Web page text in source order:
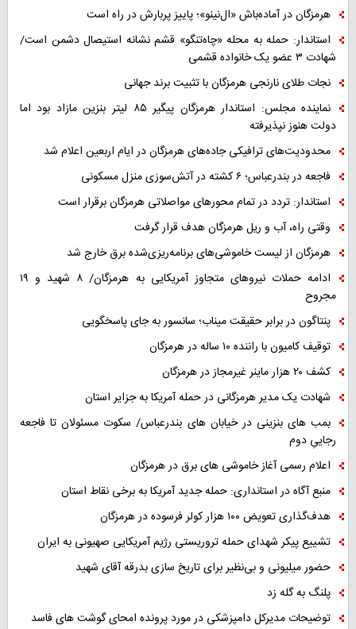
هرمزگان در آماده‌باش «ال‌نینو»؛ پاییز پربارش در راه است
استاندار: حمله به محله «چاه‌تنگو» قشم نشانه استیصال دشمن است/
شهادت ۳ عضو یک خانواده قشمی
نجات طلای نارنجی هرمزگان با تثبیت برند جهانی
نماینده مجلس: استاندار هرمزگان پیگیر ۸۵ لیتر بنزین مازاد بود اما
دولت هنوز نپذیرفته
محدودیت‌های ترافیکی جاده‌های هرمزگان در ایام اربعین اعلام شد
فاجعه در بندرعباس؛ ۶ کشته در آتش‌سوزی منزل مسکونی
استاندار: تردد در تمام محورهای مواصلاتی هرمزگان برقرار است
وقتی راه، آب و ریل هرمزگان هدف قرار گرفت
هرمزگان از لیست خاموشی‌های برنامه‌ریزی‌شده برق خارج شد
ادامه حملات نیروهای متجاوز آمریکایی به هرمزگان/ ۸ شهید و ۱۹
مجروح
پنتاگون در برابر حقیقت میناب؛ سانسور به جای پاسخگویی
توقیف کامیون با راننده ۱۰ ساله در هرمزگان
کشف ۲۰ هزار ماینر غیرمجاز در هرمزگان
شهادت یک مدیر هرمزگانی در حمله آمریکا به جزایر استان
بمب های بنزینی در خیابان های بندرعباس/ سکوت مسئولان تا فاجعه
رجاییِ دوم
اعلام رسمی آغاز خاموشی های برق در هرمزگان
منبع آگاه در استانداری: حمله جدید آمریکا به برخی نقاط استان
هدف‌گذاری تعویض ۱۰۰ هزار کولر فرسوده در هرمزگان
تشییع پیکر شهدای حمله تروریستی رژیم آمریکایی صهیونی به ایران
حضور میلیونی و بی‌نظیر برای تاریخ سازی بدرقه آقای شهید
پلنگ به گله زد
توضیحات مدیرکل دامپزشکی در مورد پرونده امحای گوشت های فاسد